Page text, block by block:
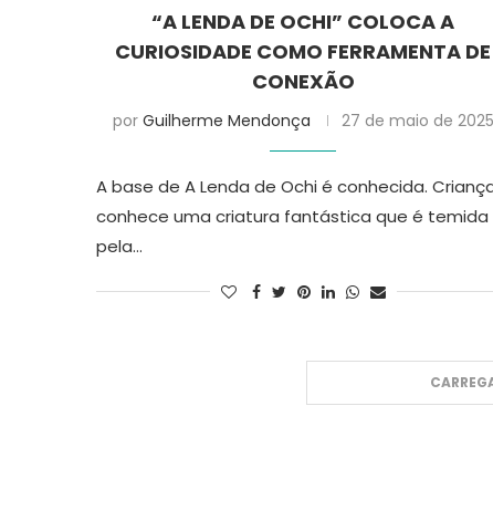
“A LENDA DE OCHI” COLOCA A
CURIOSIDADE COMO FERRAMENTA DE
CONEXÃO
por Guilherme Mendonça 27 de maio de 2025
A base de A Lenda de Ochi é conhecida.
conhece uma criatura fantástica que é temida
pela…